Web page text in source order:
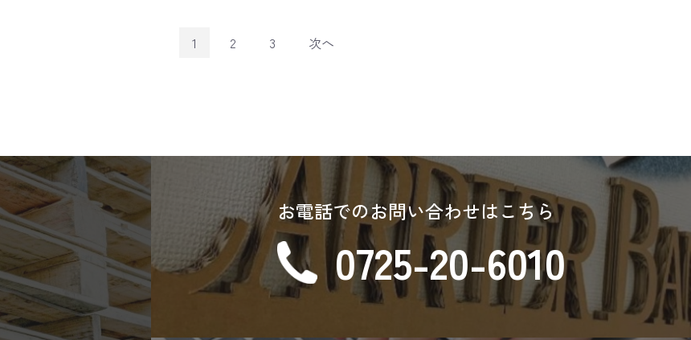
1 2 3 次へ
お電話でのお問い合わせはこちら
0725-20-6010